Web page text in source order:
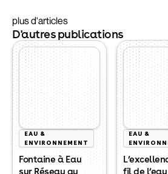
plus d'articles
D'autres publications
EAU &
ENVIRONNEMENT
Fontaine à Eau
sur Réseau au
EAU &
fil de l’eau